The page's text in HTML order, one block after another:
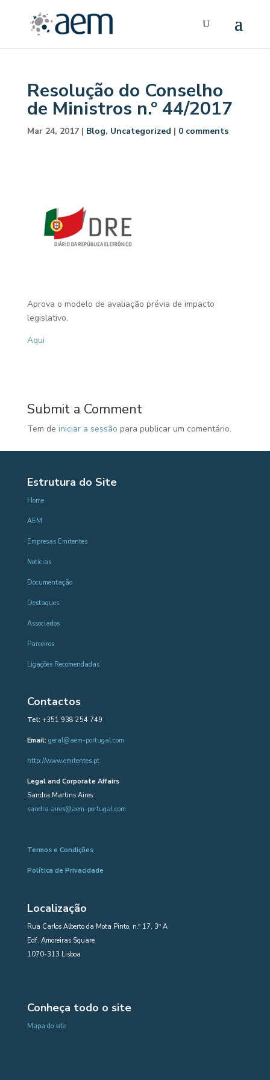
Resolução do Conselho
de Ministros n.º 44/2017
Mar 24, 2017| Blog, Uncategorized | 0 comments
Aprova o modelo de avaliação prévia de impacto
legislativo.
Aqui
Submit a Comment
Tem de iniciar a sessão para publicar um comentário.
Estrutura do Site
Home
AEM
Empresas Emitentes
Notícias
Documentação
Destaques
Associados
Parceiros
Ligações Recomendadas
Contactos
Tel:+351 938 254 749
Email: geral@aem-portugal.com
http://www.emitentes.pt
Legal and Corporate Affairs
Sandra Martins Aires
sandra.aires@aem-portugal.com
Termos e Condições
Política de Privacidade
Localização
Rua Carlos Alberto da Mota Pinto, n.º 17, 3º A
Edf. Amoreiras Square
1070-313 Lisboa
Conheça todo o site
Mapa do site